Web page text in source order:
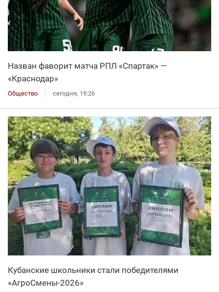
Назван фаворит матча РПЛ «Спартак» —
«Краснодар»
Общество сегодня, 19:26
Кубанские школьники стали победителями
«АгроСмены-2026»